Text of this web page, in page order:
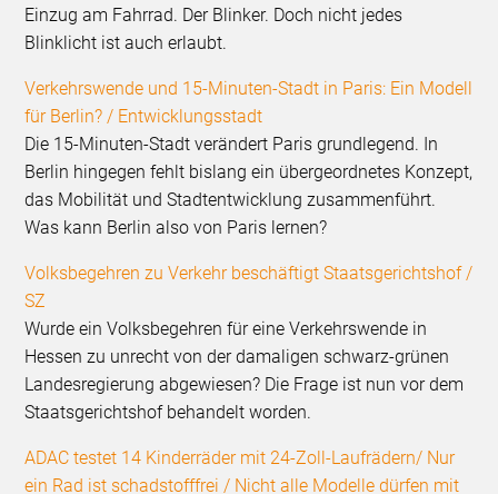
Einzug am Fahrrad. Der Blinker. Doch nicht jedes
Blinklicht ist auch erlaubt.
Verkehrswende und 15-Minuten-Stadt in Paris: Ein Modell
für Berlin? / Entwicklungsstadt
Die 15-Minuten-Stadt verändert Paris grundlegend. In
Berlin hingegen fehlt bislang ein übergeordnetes Konzept,
das Mobilität und Stadtentwicklung zusammenführt.
Was kann Berlin also von Paris lernen?
Volksbegehren zu Verkehr beschäftigt Staatsgerichtshof /
SZ
Wurde ein Volksbegehren für eine Verkehrswende in
Hessen zu unrecht von der damaligen schwarz-grünen
Landesregierung abgewiesen? Die Frage ist nun vor dem
Staatsgerichtshof behandelt worden.
ADAC testet 14 Kinderräder mit 24-Zoll-Laufrädern/ Nur
ein Rad ist schadstofffrei / Nicht alle Modelle dürfen mit